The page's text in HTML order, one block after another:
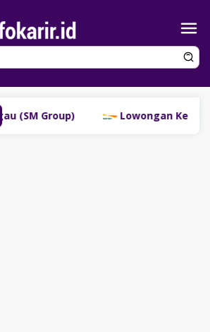
Group) Lowongan Kerja PT